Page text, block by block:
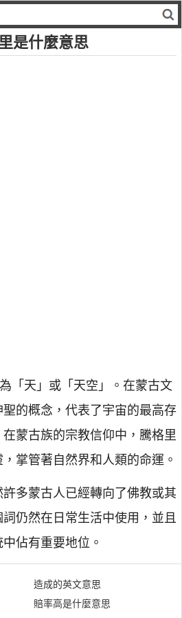
是什麼意思
「天」或「天空」。在蒙古文
的概念，代表了宇宙的最高存
蒙古族的宗教信仰中，騰格里
掌管著自然界和人類的命運。
多蒙古人已經轉向了佛教或其
仍然在日常生活中使用，並且
佔有重要地位。
造成的英文意思
賠率高是什麼意思